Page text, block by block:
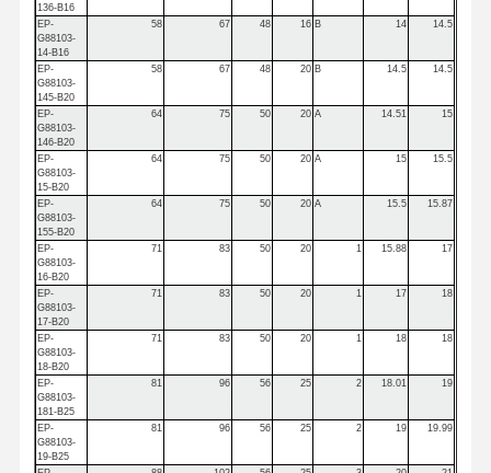
U matkap
kare uçlu değirmenler
Köşe Yarıçaplı Parmak Frezeler
Küresel Uçlu Parmak Frezeler
Paslanmaz çelik uç değirmenleri
Alüminyum uç fabrikaları
Güzel Sıkıcı Baş
Kaba sıkıcı kafa
136-B16
EP-
G88103-
14-B16
58 67 48 16 B 14 14.5
EP-
G88103-
145-B20
58 67 48 20 B 14.5 14.5
EP-
G88103-
146-B20
64 75 50 20 A 14.51 15
EP-
G88103-
15-B20
64 75 50 20 A 15 15.5
EP-
G88103-
155-B20
64 75 50 20 A 15.5 15.87
EP-
G88103-
16-B20
71 83 50 20 1 15.88 17
EP-
G88103-
17-B20
71 83 50 20 1 17 18
EP-
G88103-
18-B20
71 83 50 20 1 18 18
EP-
G88103-
181-B25
81 96 56 25 2 18.01 19
EP-
G88103-
19-B25
81 96 56 25 2 19 19.99